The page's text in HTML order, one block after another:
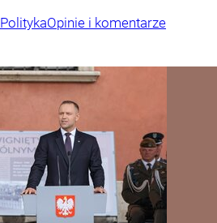
PolitykaOpinie i komentarze